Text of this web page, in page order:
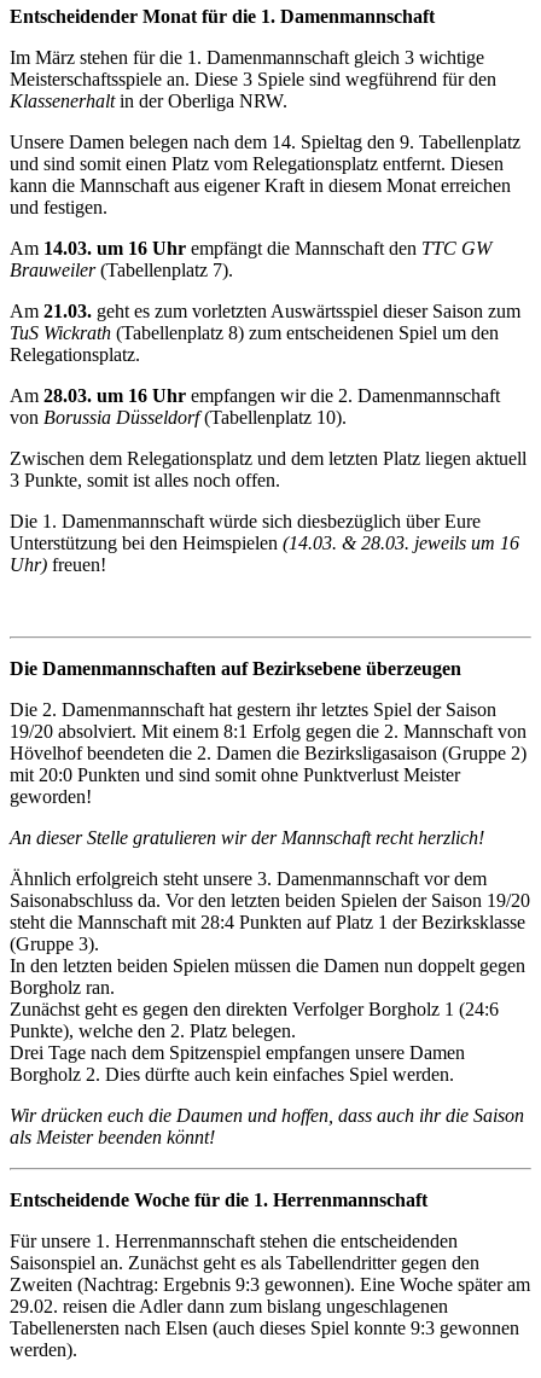
Entscheidender Monat für die 1. Damenmannschaft
Im März stehen für die 1. Damenmannschaft gleich 3 wichtige
Meisterschaftsspiele an. Diese 3 Spiele sind wegführend für den
Klassenerhaltin der Oberliga NRW.
Unsere Damen belegen nach dem 14. Spieltag den 9. Tabellenplatz
und sind somit einen Platz vom Relegationsplatz entfernt. Diesen
kann die Mannschaft aus eigener Kraft in diesem Monat erreichen
und festigen.
Am 14.03. um 16 Uhr empfängt die Mannschaft den TTC GW
Brauweiler(Tabellenplatz 7).
Am 21.03. geht es zum vorletzten Auswärtsspiel dieser Saison zum
TuS Wickrath (Tabellenplatz 8) zum entscheidenen Spiel um den
Relegationsplatz.
Am 28.03. um 16 Uhr empfangen wir die 2. Damenmannschaft
von Borussia Düsseldorf(Tabellenplatz 10).
Zwischen dem Relegationsplatz und dem letzten Platz liegen aktuell
3 Punkte, somit ist alles noch offen.
Die 1. Damenmannschaft würde sich diesbezüglich über Eure
Unterstützung bei den Heimspielen (14.03. & 28.03. jeweils um 16
Uhr) freuen!
Die Damenmannschaften auf Bezirksebene überzeugen
Die 2. Damenmannschaft hat gestern ihr letztes Spiel der Saison
19/20 absolviert. Mit einem 8:1 Erfolg gegen die 2. Mannschaft von
Hövelhof beendeten die 2. Damen die Bezirksligasaison (Gruppe 2)
mit 20:0 Punkten und sind somit ohne Punktverlust Meister
geworden!
An dieser Stelle gratulieren wir der Mannschaft recht herzlich!
Ähnlich erfolgreich steht unsere 3. Damenmannschaft vor dem
Saisonabschluss da. Vor den letzten beiden Spielen der Saison 19/20
steht die Mannschaft mit 28:4 Punkten auf Platz 1 der Bezirksklasse
(Gruppe 3).
In den letzten beiden Spielen müssen die Damen nun doppelt gegen
Borgholz ran.
Zunächst geht es gegen den direkten Verfolger Borgholz 1 (24:6
Punkte), welche den 2. Platz belegen.
Drei Tage nach dem Spitzenspiel empfangen unsere Damen
Borgholz 2. Dies dürfte auch kein einfaches Spiel werden.
Wir drücken euch die Daumen und hoffen, dass auch ihr die Saison
als Meister beenden könnt!
Entscheidende Woche für die 1. Herrenmannschaft
Für unsere 1. Herrenmannschaft stehen die entscheidenden
Saisonspiel an. Zunächst geht es als Tabellendritter gegen den
Zweiten (Nachtrag: Ergebnis 9:3 gewonnen). Eine Woche später am
29.02. reisen die Adler dann zum bislang ungeschlagenen
Tabellenersten nach Elsen (auch dieses Spiel konnte 9:3 gewonnen
werden).